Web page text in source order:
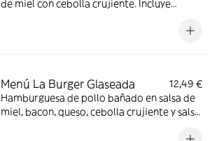
de miel con cebolla crujiente. Incluye
Menú La Burger Glaseada
12,49 €
Hamburguesa de pollo bañado en salsa de
miel, bacon, queso, cebolla crujiente y salsa